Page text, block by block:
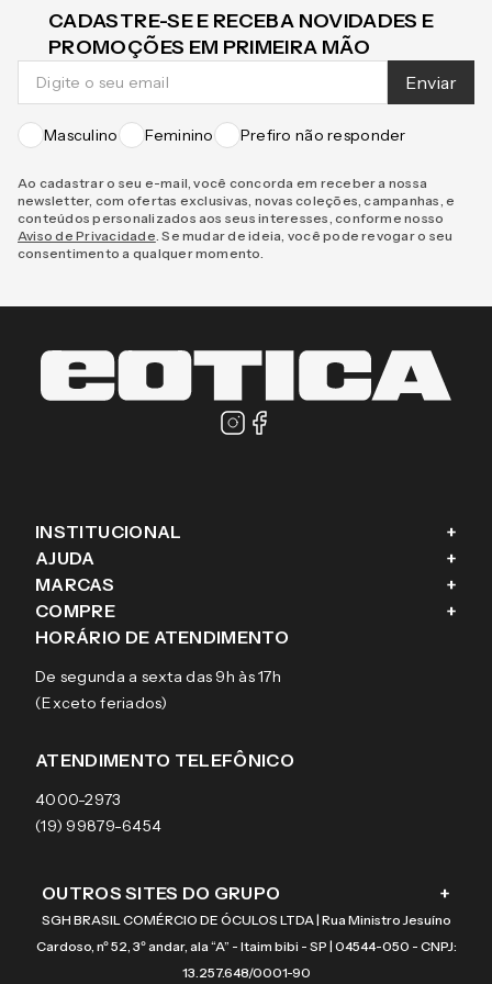
CADASTRE-SE E RECEBA NOVIDADES E
PROMOÇÕES EM PRIMEIRA MÃO
Enviar
Masculino Feminino Prefiro não responder
Ao cadastrar o seu e-mail, você concorda em receber a nossa
newsletter, com ofertas exclusivas, novas coleções, campanhas, e
conteúdos personalizados aos seus interesses, conforme nosso
Aviso de Privacidade . Se mudar de ideia, você pode revogar o seu
consentimento a qualquer momento.
INSTITUCIONAL +
Fale conosco
Blog
Sobre a eÓtica
Aviso de privacidade
Termos e condições de uso
AJUDA +
Como comprar
Trocas e Devoluções
Pagamentos
Garantias
MARCAS +
Ray-Ban
Tecnol
Arnette
Burberry
COMPRE +
Óculos de sol
Lentes de contato
HORÁRIO DE ATENDIMENTO
De segunda a sexta das 9h às 17h
(Exceto feriados)
ATENDIMENTO TELEFÔNICO
4000-2973
(19) 99879-6454
OUTROS SITES DO GRUPO +
SGH BRASIL COMÉRCIO DE ÓCULOS LTDA | Rua Ministro Jesuíno
Cardoso, nº 52, 3º andar, ala “A” - Itaim bibi - SP | 04544-050 - CNPJ:
13.257.648/0001-90